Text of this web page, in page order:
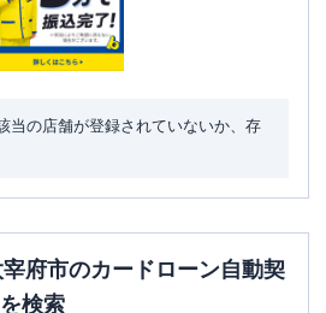
岡県太宰府市高雄1-3680-1
当の店舗が登録されていないか、存
府市のカードローン自動契
検索